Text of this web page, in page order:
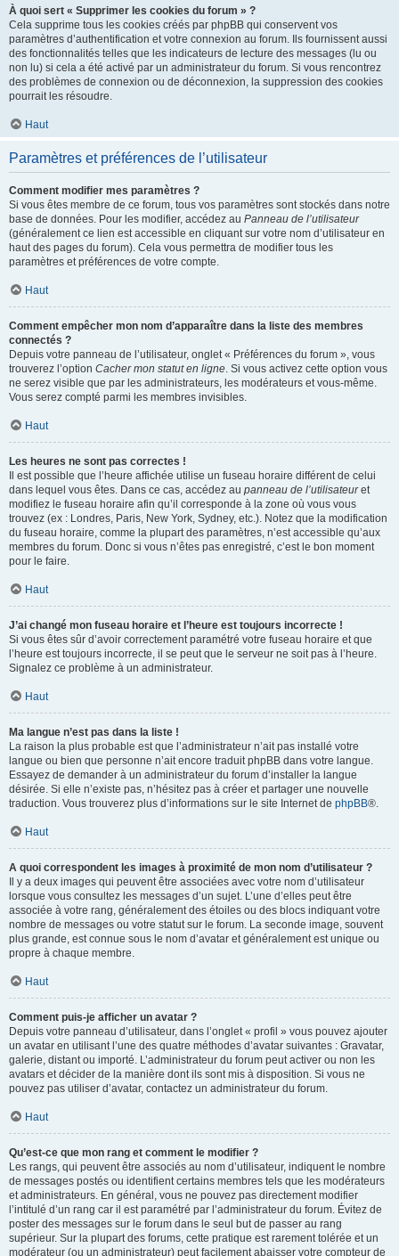
À quoi sert « Supprimer les cookies du forum » ?
Cela supprime tous les cookies créés par phpBB qui conservent vos
paramètres d’authentification et votre connexion au forum. Ils fournissent aussi
des fonctionnalités telles que les indicateurs de lecture des messages (lu ou
non lu) si cela a été activé par un administrateur du forum. Si vous rencontrez
des problèmes de connexion ou de déconnexion, la suppression des cookies
pourrait les résoudre.
Haut
Paramètres et préférences de l’utilisateur
Comment modifier mes paramètres ?
Si vous êtes membre de ce forum, tous vos paramètres sont stockés dans notre
base de données. Pour les modifier, accédez au Panneau de l’utilisateur
(généralement ce lien est accessible en cliquant sur votre nom d’utilisateur en
haut des pages du forum). Cela vous permettra de modifier tous les
paramètres et préférences de votre compte.
Haut
Comment empêcher mon nom d’apparaître dans la liste des membres
connectés ?
Depuis votre panneau de l’utilisateur, onglet « Préférences du forum », vous
trouverez l’option Cacher mon statut en ligne. Si vous activez cette option vous
ne serez visible que par les administrateurs, les modérateurs et vous-même.
Vous serez compté parmi les membres invisibles.
Haut
Les heures ne sont pas correctes !
Il est possible que l’heure affichée utilise un fuseau horaire différent de celui
dans lequel vous êtes. Dans ce cas, accédez au panneau de l’utilisateuret
modifiez le fuseau horaire afin qu’il corresponde à la zone où vous vous
trouvez (ex : Londres, Paris, New York, Sydney, etc.). Notez que la modification
du fuseau horaire, comme la plupart des paramètres, n’est accessible qu’aux
membres du forum. Donc si vous n’êtes pas enregistré, c’est le bon moment
pour le faire.
Haut
J’ai changé mon fuseau horaire et l’heure est toujours incorrecte !
Si vous êtes sûr d’avoir correctement paramétré votre fuseau horaire et que
l’heure est toujours incorrecte, il se peut que le serveur ne soit pas à l’heure.
Signalez ce problème à un administrateur.
Haut
Ma langue n’est pas dans la liste !
La raison la plus probable est que l’administrateur n’ait pas installé votre
langue ou bien que personne n’ait encore traduit phpBB dans votre langue.
Essayez de demander à un administrateur du forum d’installer la langue
désirée. Si elle n’existe pas, n’hésitez pas à créer et partager une nouvelle
traduction. Vous trouverez plus d’informations sur le site Internet de phpBB®.
Haut
A quoi correspondent les images à proximité de mon nom d’utilisateur ?
Il y a deux images qui peuvent être associées avec votre nom d’utilisateur
lorsque vous consultez les messages d’un sujet. L’une d’elles peut être
associée à votre rang, généralement des étoiles ou des blocs indiquant votre
nombre de messages ou votre statut sur le forum. La seconde image, souvent
plus grande, est connue sous le nom d’avatar et généralement est unique ou
propre à chaque membre.
Haut
Comment puis-je afficher un avatar ?
Depuis votre panneau d’utilisateur, dans l’onglet « profil » vous pouvez ajouter
un avatar en utilisant l’une des quatre méthodes d’avatar suivantes : Gravatar,
galerie, distant ou importé. L’administrateur du forum peut activer ou non les
avatars et décider de la manière dont ils sont mis à disposition. Si vous ne
pouvez pas utiliser d’avatar, contactez un administrateur du forum.
Haut
Qu’est-ce que mon rang et comment le modifier ?
Les rangs, qui peuvent être associés au nom d’utilisateur, indiquent le nombre
de messages postés ou identifient certains membres tels que les modérateurs
et administrateurs. En général, vous ne pouvez pas directement modifier
l’intitulé d’un rang car il est paramétré par l’administrateur du forum. Évitez de
poster des messages sur le forum dans le seul but de passer au rang
supérieur. Sur la plupart des forums, cette pratique est rarement tolérée et un
modérateur (ou un administrateur) peut facilement abaisser votre compteur de